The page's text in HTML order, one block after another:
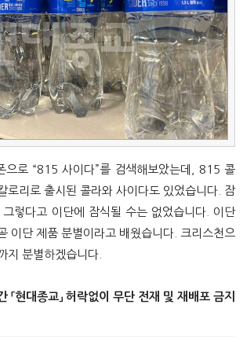
으로 “815 사이다”를 검색해보았는데, 815 콜
로리로 출시된 콜라와 사이다도 있었습니다. 잠
렇다고 이단에 잠식될 수는 없었습니다. 이단
이단 제품 분별이라고 배웠습니다. 크리스천으
지 분별하겠습니다.
현대종교」 허락없이 무단 전재 및 재배포 금지